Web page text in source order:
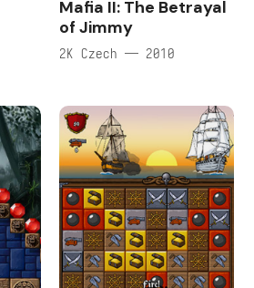
Mafia II: The Betrayal
of Jimmy
2K Czech — 2010